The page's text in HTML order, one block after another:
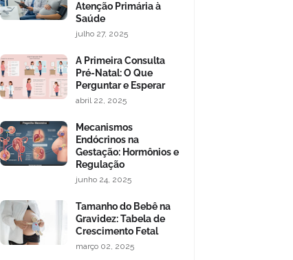
Atenção Primária à
Saúde
julho 27, 2025
A Primeira Consulta
Pré-Natal: O Que
Perguntar e Esperar
abril 22, 2025
Mecanismos
Endócrinos na
Gestação: Hormônios e
Regulação
junho 24, 2025
Tamanho do Bebê na
Gravidez: Tabela de
Crescimento Fetal
março 02, 2025